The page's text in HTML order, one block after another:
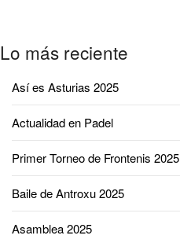
Lo más reciente
Así es Asturias 2025
Actualidad en Padel
Primer Torneo de Frontenis 2025
Baile de Antroxu 2025
Asamblea 2025